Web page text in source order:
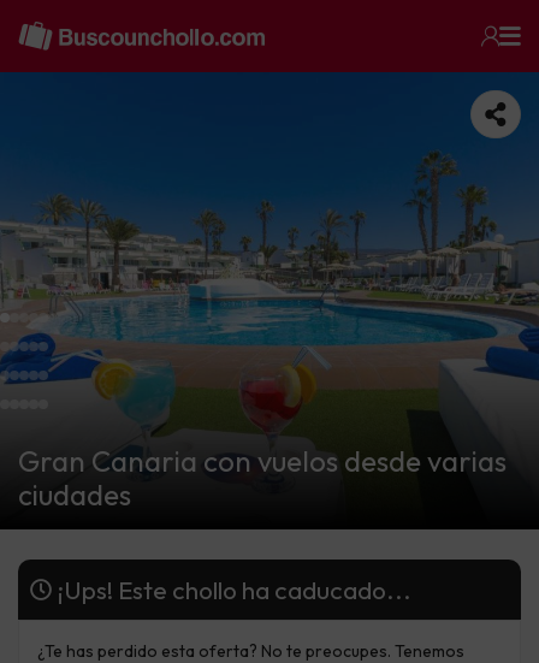
Gran Canaria con vuelos desde varias
ciudades
¡Ups! Este chollo ha caducado...
¿Te has perdido esta oferta? No te preocupes. Tenemos